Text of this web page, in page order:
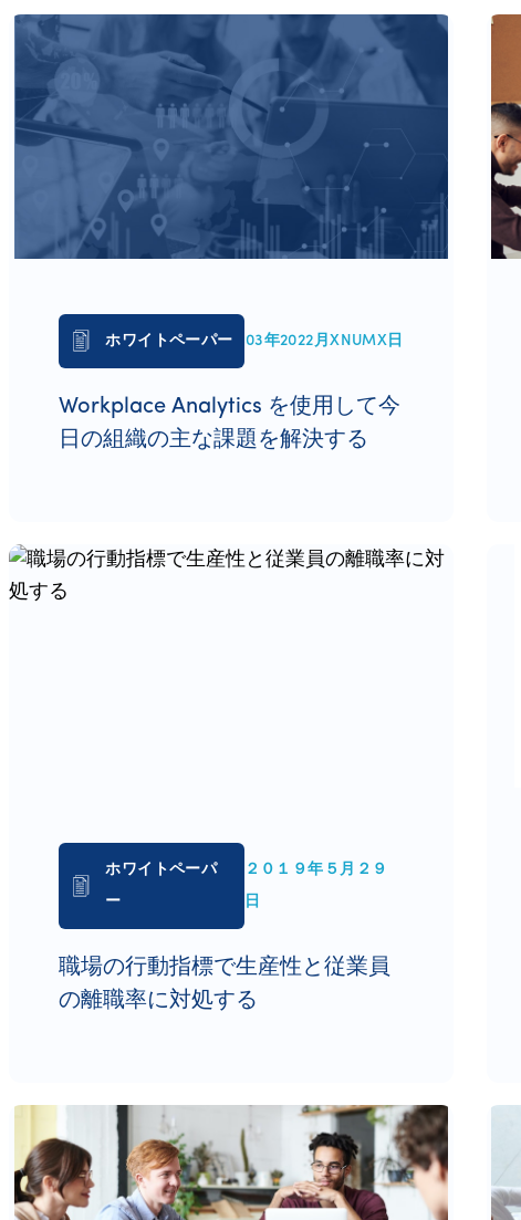
ホワイトペーパー 03年2022月XNUMX日
Workplace Analytics を使用して今
日の組織の主な課題を解決する
ホワイトペーパ
ー
２０１９年５月２９
日
職場の行動指標で生産性と従業員
の離職率に対処する